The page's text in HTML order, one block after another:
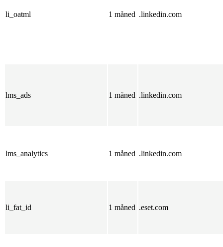
li_oatml 1 måned .linkedin.com
lms_ads 1 måned .linkedin.com
lms_analytics 1 måned .linkedin.com
li_fat_id 1 måned .eset.com